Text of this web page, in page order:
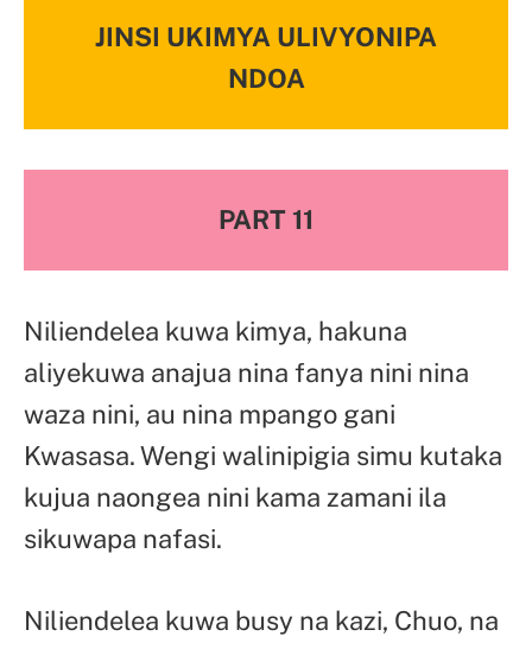
JINSI UKIMYA ULIVYONIPA
NDOA
PART 11
Niliendelea kuwa kimya, hakuna
aliyekuwa anajua nina fanya nini nina
waza nini, au nina mpango gani
Kwasasa. Wengi walinipigia simu kutaka
kujua naongea nini kama zamani ila
sikuwapa nafasi.
Niliendelea kuwa busy na kazi, Chuo, na